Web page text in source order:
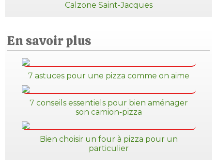
Calzone Saint-Jacques
En savoir plus
7 astuces pour une pizza comme on aime
7 conseils essentiels pour bien aménager
son camion-pizza
Bien choisir un four à pizza pour un
particulier